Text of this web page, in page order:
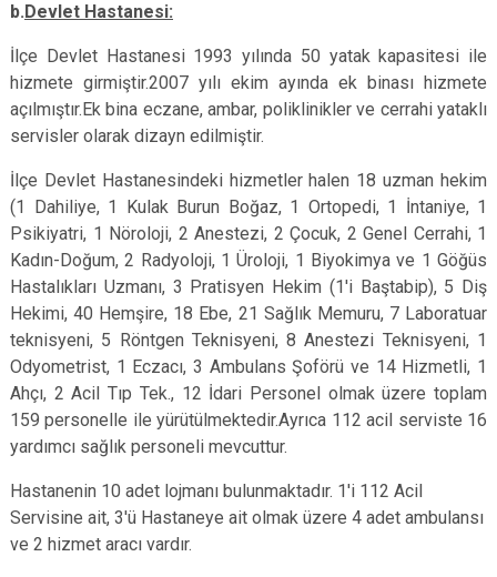
b.Devlet Hastanesi:
İlçe Devlet Hastanesi 1993 yılında 50 yatak kapasitesi ile
hizmete girmiştir.2007 yılı ekim ayında ek binası hizmete
açılmıştır.Ek bina eczane, ambar, poliklinikler ve cerrahi yataklı
servisler olarak dizayn edilmiştir.
İlçe Devlet Hastanesindeki hizmetler halen 18 uzman hekim
(1 Dahiliye, 1 Kulak Burun Boğaz, 1 Ortopedi, 1 İntaniye, 1
Psikiyatri, 1 Nöroloji, 2 Anestezi, 2 Çocuk, 2 Genel Cerrahi, 1
Kadın-Doğum, 2 Radyoloji, 1 Üroloji, 1 Biyokimya ve 1 Göğüs
Hastalıkları Uzmanı, 3 Pratisyen Hekim (1'i Baştabip), 5 Diş
Hekimi, 40 Hemşire, 18 Ebe, 21 Sağlık Memuru, 7 Laboratuar
teknisyeni, 5 Röntgen Teknisyeni, 8 Anestezi Teknisyeni, 1
Odyometrist, 1 Eczacı, 3 Ambulans Şoförü ve 14 Hizmetli, 1
Ahçı, 2 Acil Tıp Tek., 12 İdari Personel olmak üzere toplam
159 personelle ile yürütülmektedir.Ayrıca 112 acil serviste 16
yardımcı sağlık personeli mevcuttur.
Hastanenin 10 adet lojmanı bulunmaktadır. 1'i 112 Acil
Servisine ait, 3'ü Hastaneye ait olmak üzere 4 adet ambulansı
ve 2 hizmet aracı vardır.